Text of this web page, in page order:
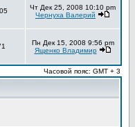
Чт Дек 25, 2008 10:10 pm
Чернуха Валерий
Пн Дек 15, 2008 9:56 pm
Ященко Владимир
Часовой пояс: GMT + 3